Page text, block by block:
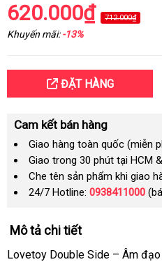
620.000₫ 712.000₫
Khuyến mãi:-13%
ĐẶT HÀNG
Cam kết bán hàng
Giao hàng toàn quốc (miễn
Giao trong 30 phút tại HCM
Che tên sản phẩm khi giao
24/7 Hotline: 0938411000
Mô tả chi tiết
Lovetoy Double Side – Âm